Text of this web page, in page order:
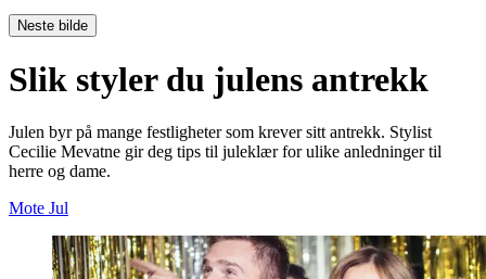
Neste bilde
Slik styler du julens antrekk
Julen byr på mange festligheter som krever sitt antrekk. Stylist
Cecilie Mevatne gir deg tips til juleklær for ulike anledninger til
herre og dame.
Mote Jul